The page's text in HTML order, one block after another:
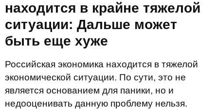
находится в крайне тяжелой
ситуации: Дальше может
быть еще хуже
Российская экономика находится в тяжелой
экономической ситуации. По сути, это не
является основанием для паники, но и
недооценивать данную проблему нельзя.